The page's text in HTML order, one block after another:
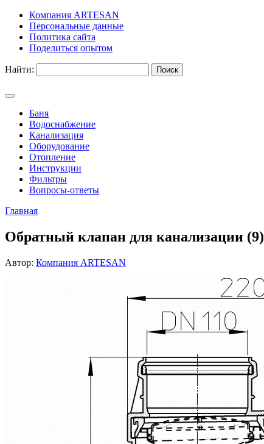
Компания ARTESAN
Персональные данные
Политика сайта
Поделиться опытом
Найти:
Баня
Водоснабжение
Канализация
Оборудование
Отопление
Инструкции
Фильтры
Вопросы-ответы
Главная
Обратный клапан для канализации (9)
Автор: Компания ARTESAN